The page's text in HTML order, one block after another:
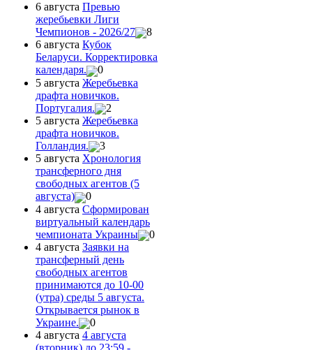
6 августа Превью
жеребьевки Лиги
Чемпионов - 2026/27
8
6 августа Кубок
Беларуси. Корректировка
календаря.
0
5 августа Жеребьевка
драфта новичков.
Португалия.
2
5 августа Жеребьевка
драфта новичков.
Голландия.
3
5 августа Хронология
трансферного дня
свободных агентов (5
августа)
0
4 августа Сформирован
виртуальный календарь
чемпионата Украины
0
4 августа Заявки на
трансферный день
свободных агентов
принимаются до 10-00
(утра) среды 5 августа.
Открывается рынок в
Украине.
0
4 августа 4 августа